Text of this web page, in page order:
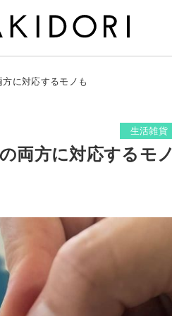
に対応するモノも
生活雑貨
両方に対応するモノ